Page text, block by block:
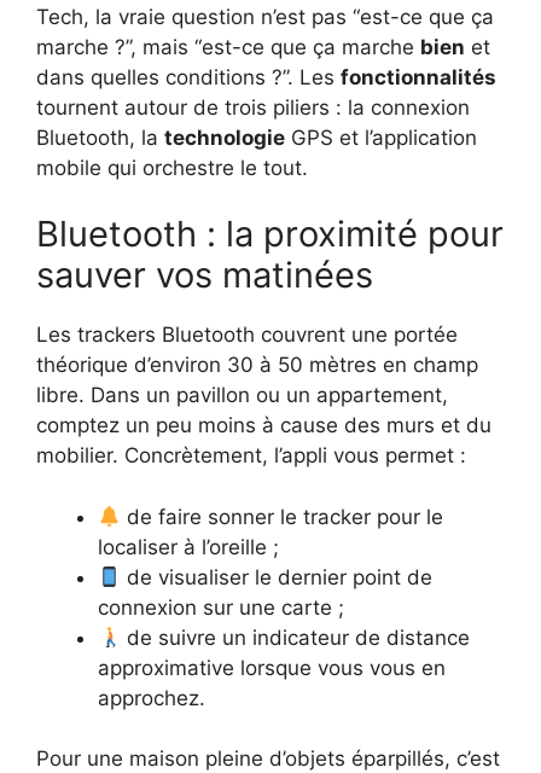
Tech, la vraie question n’est pas “est-ce que ça
marche ?”, mais “est-ce que ça marche bien et
dans quelles conditions ?”. Les fonctionnalités
tournent autour de trois piliers : la connexion
Bluetooth, la technologie GPS et l’application
mobile qui orchestre le tout.
Bluetooth : la proximité pour
sauver vos matinées
Les trackers Bluetooth couvrent une portée
théorique d’environ 30 à 50 mètres en champ
libre. Dans un pavillon ou un appartement,
comptez un peu moins à cause des murs et du
mobilier. Concrètement, l’appli vous permet :
de faire sonner le tracker pour le
localiser à l’oreille ;
de visualiser le dernier point de
connexion sur une carte ;
de suivre un indicateur de distance
approximative lorsque vous vous en
approchez.
Pour une maison pleine d’objets éparpillés, c’est